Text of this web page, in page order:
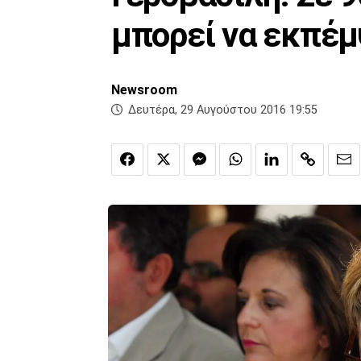
μπορεί να
Newsroom
Δευτέρα, 29 Αυγούστου 2016 19:55